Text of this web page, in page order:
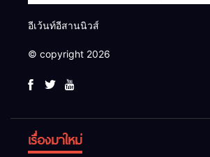
อีเว้นท์อีสานนิวส์
© copyright 2026
เรื่องมาใหม่